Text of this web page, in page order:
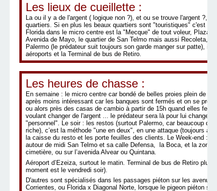
Les lieux de cueillette :
La ou il y a de l'argent ( logique non ?), et ou se trouve l'argent ?,
quartiers. Si en plus les beaux quartiers sont "touristiques" c'est re-
Florida dans le micro centre est la "Mecque" de tout voleur, Plaza
Avenida de Mayo, le quartier de San Telmo mais aussi Recoleta,
Palermo (le prédateur suit toujours son garde manger sur patte), il
aéroports et la Terminal de bus de Retiro.
Les heures de chasse :
En semaine : le micro centre car bondé de belles proies plein de
après moins intéressant car les banques sont fermés et on se
ou alors près des casas de cambio à partir de 15h quand elles
voulant changer de l'argent ... le prédateur sera là pour lui changer
"personnel". Le soir : les restos (surtout Palermo, car beaucoup de
riche), c’est la méthode "une en deux", en une attaque (toujours à
la caisse du resto et les porte feuilles des clients. Le Week-end :
autour de midi San Telmo et sa calle Defensa, la Boca, et la zone
cimetière, ou sur l’avenida Alvear ou Quintana.
Aéroport d’Ezeiza, surtout le matin. Terminal de bus de Retiro
moment est le vendredi soir).
D'autres sont spécialisés dans les passages piéton sur les
Corrientes, ou Florida x Diagonal Norte, lorsque le pigeon piéton